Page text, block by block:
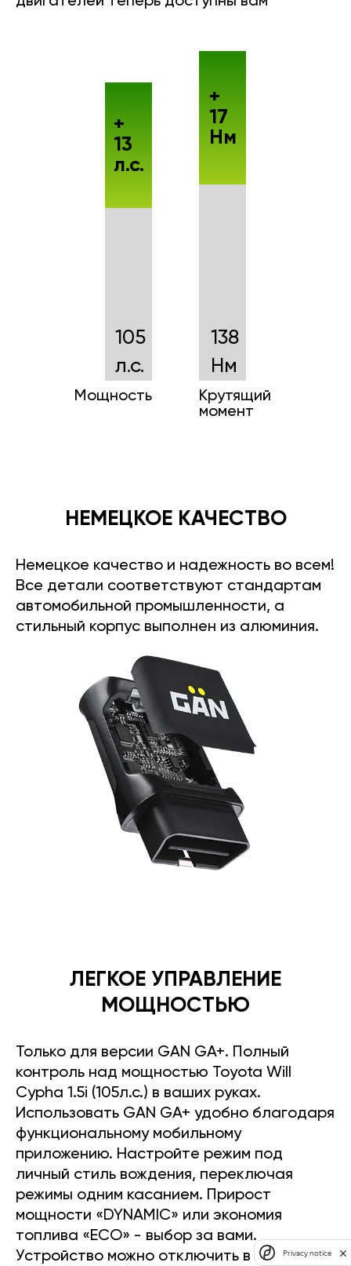
105
л.с.
Мощность
+
13
л.с.
138
Нм
Крутящий
момент
+
17
Нм
НЕМЕЦКОЕ КАЧЕСТВО
Немецкое качество и надежность во всем!
Все детали соответствуют стандартам
автомобильной промышленности, а
стильный корпус выполнен из алюминия.
ЛЕГКОЕ УПРАВЛЕНИЕ
МОЩНОСТЬЮ
Только для версии GAN GA+. Полный
контроль над мощностью Toyota Will
Cypha 1.5i (105л.с.) в ваших руках.
Использовать GAN GA+ удобно благодаря
функциональному мобильному
приложению. Настройте режим под
личный стиль вождения, переключая
режимы одним касанием. Прирост
мощности «DYNAMIC» или экономия
топлива «ECO» - выбор за вами.
Устройство можно отключить в любоеPrivacy notice